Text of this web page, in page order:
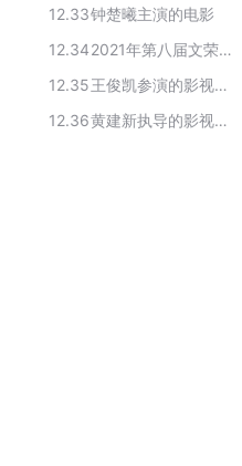
12.33钟楚曦主演的电影
12.34
2021年第八届文荣奖入围名单
12.35
王俊凯参演的影视剧作品
12.36
黄建新执导的影视作品